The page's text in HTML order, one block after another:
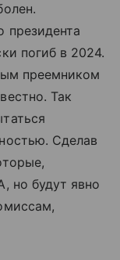
президента
погиб в 2024.
преемником
Так
Сделав
но будут явно